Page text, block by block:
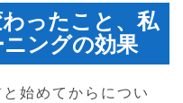
ったこと、私
ングの効果
始めてからについ